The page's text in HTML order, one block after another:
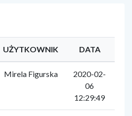
UŻYTKOWNIK DATA
Mirela Figurska
2020-02-
06
12:29:49